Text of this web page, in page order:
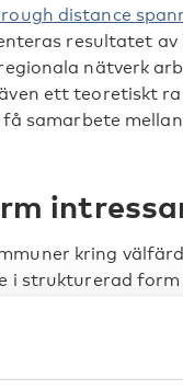
distance
resultatet
nätverk
ett teoretiskt
samarbete
kring
i strukturerad
regionform som
sker i Finland. I